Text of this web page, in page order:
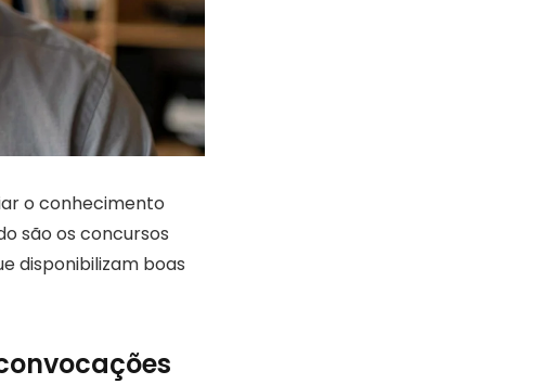
o conhecimento
são os concursos
disponibilizam boas